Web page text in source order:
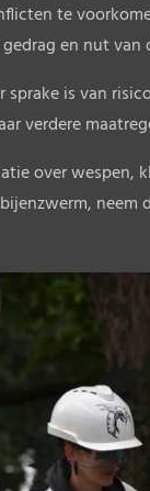
te
en nut van
sprake is van
verdere
over wespen,
neem